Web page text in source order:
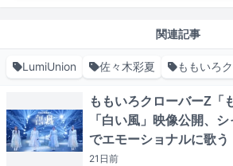
関連記事
LumiUnion 佐々木彩夏 ももいろ
ももいろクローバーZ「
「白い風」映像公開、
でエモーショナルに歌う
21日前